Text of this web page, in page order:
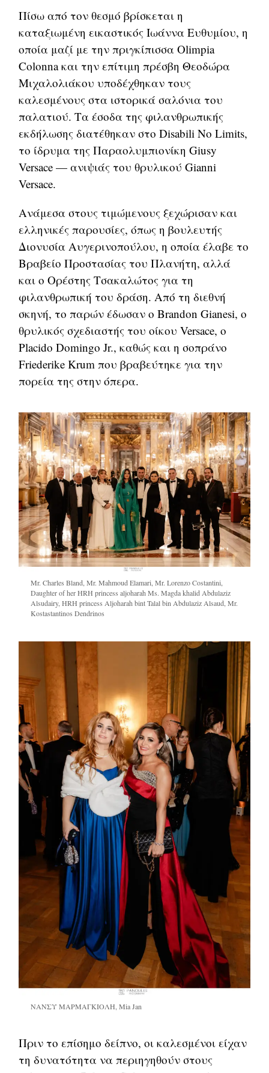
Πίσω από τον θεσμό βρίσκεται η
καταξιωμένη εικαστικός Ιωάννα Ευθυμίου, η
οποία μαζί με την πριγκίπισσα Olimpia
Colonna και την επίτιμη πρέσβη Θεοδώρα
Μιχαλολιάκου υποδέχθηκαν τους
καλεσμένους στα ιστορικά σαλόνια του
παλατιού. Τα έσοδα της φιλανθρωπικής
εκδήλωσης διατέθηκαν στο Disabili No Limits,
το ίδρυμα της Παραολυμπιονίκη Giusy
Versace — ανιψιάς του θρυλικού Gianni
Versace.
Ανάμεσα στους τιμώμενους ξεχώρισαν και
ελληνικές παρουσίες, όπως η βουλευτής
Διονυσία Αυγερινοπούλου, η οποία έλαβε το
Βραβείο Προστασίας του Πλανήτη, αλλά
και ο Ορέστης Τσακαλώτος για τη
φιλανθρωπική του δράση. Από τη διεθνή
σκηνή, το παρών έδωσαν ο Brandon Gianesi, ο
θρυλικός σχεδιαστής του οίκου Versace, ο
Placido Domingo Jr., καθώς και η σοπράνο
Friederike Krum που βραβεύτηκε για την
πορεία της στην όπερα.
Mr. Charles Bland, Mr. Mahmoud Elamari, Mr. Lorenzo Costantini,
Daughter of her HRH princess aljoharah Ms. Magda khalid Abdulaziz
Alsudairy, HRH princess Aljoharah bint Talal bin Abdulaziz Alsaud, Mr.
Kostastantinos Dendrinos
ΝΑΝΣΥ ΜΑΡΜΑΓΚΙΟΛΗ, Mia Jan
Πριν το επίσημο δείπνο, οι καλεσμένοι είχαν
τη δυνατότητα να περιηγηθούν στους